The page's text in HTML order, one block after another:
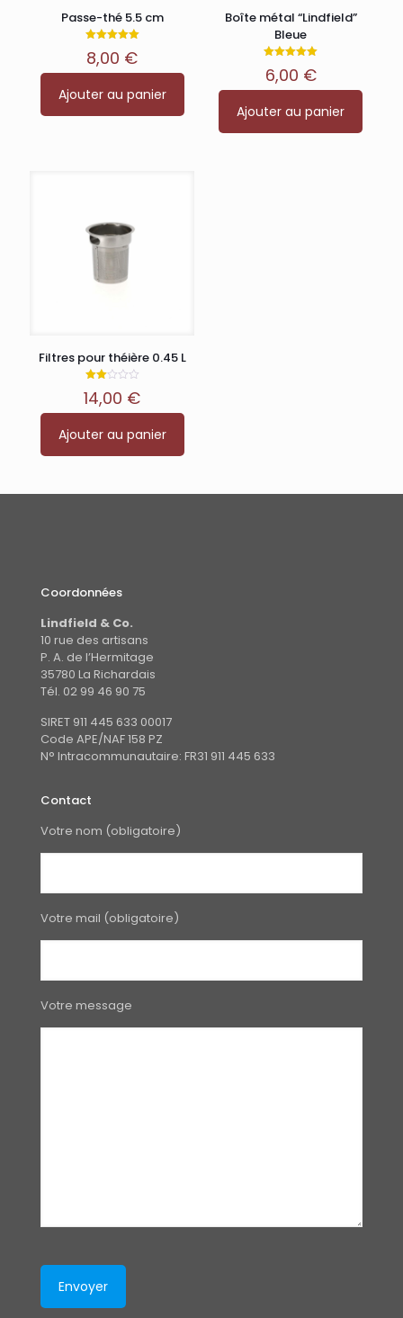
Passe-thé 5.5 cm
5.00
sur 5
8,00 €
Ajouter au panier
Boîte métal “Lindfield”
Bleue
5.00
sur 5
6,00 €
Ajouter au panier
Filtres pour théière 0.45 L
2.00
sur
14,00 €
Ajouter au panier
Coordonnées
Lindfield & Co.
10 rue des artisans
P. A. de l’Hermitage
35780 La Richardais
Tél. 02 99 46 90 75
SIRET 911 445 633 00017
Code APE/NAF 158 PZ
N° Intracommunautaire: FR31 911 445 633
Contact
Votre nom (obligatoire)
Votre mail (obligatoire)
Votre message